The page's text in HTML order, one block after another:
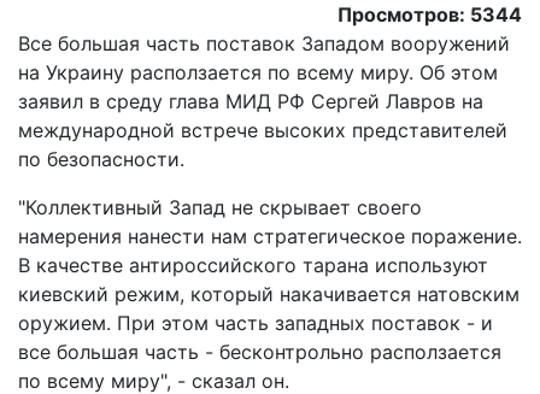
Просмотров: 5344
Все большая часть поставок Западом вооружений
на Украину расползается по всему миру. Об этом
заявил в среду глава МИД РФ Сергей Лавров на
международной встрече высоких представителей
по безопасности.
"Коллективный Запад не скрывает своего
намерения нанести нам стратегическое поражение.
В качестве антироссийского тарана используют
киевский режим, который накачивается натовским
оружием. При этом часть западных поставок - и
все большая часть - бесконтрольно расползается
по всему миру", - сказал он.